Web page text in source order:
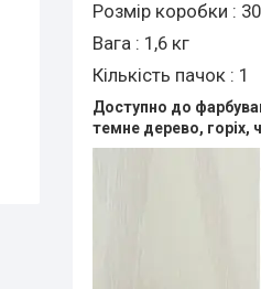
Розмір коробки :
Вага : 1,6 кг
Кількість пачок : 1
Доступно до
темне дерево, горіх,